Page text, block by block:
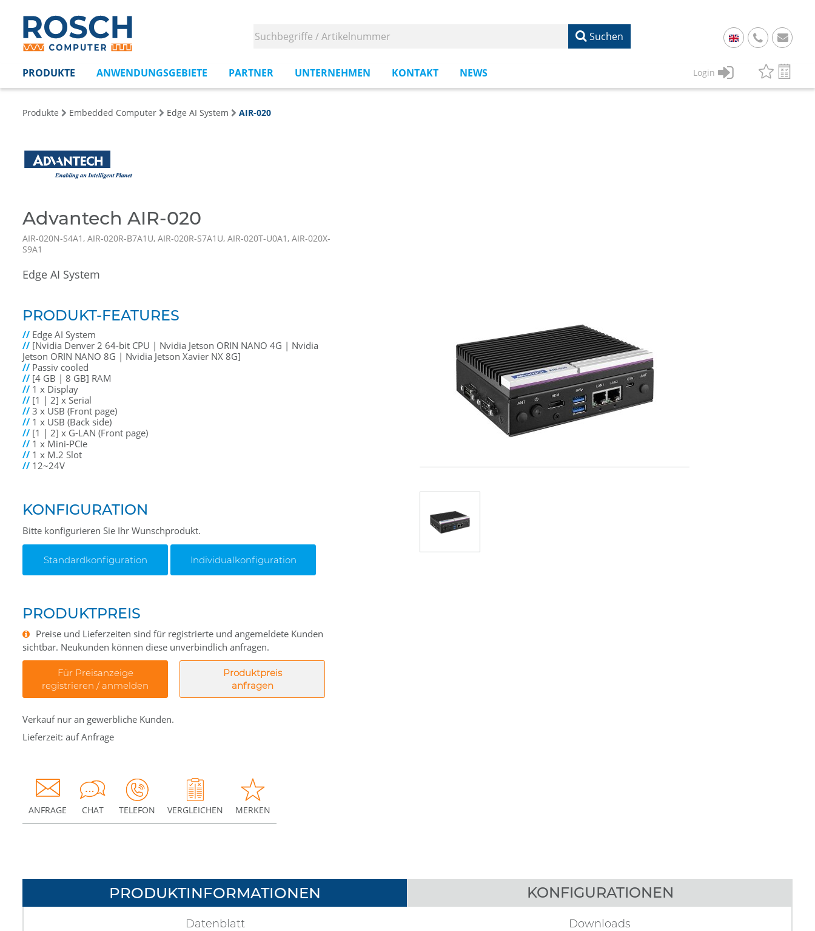
Suchen
49
PRODUKTE ANWENDUNGSGEBIETE PARTNER UNTERNEHMEN KONTAKT NEWS Login
Produkte Embedded Computer Edge AI System AIR-020
Advantech AIR-020
AIR-020N-S4A1, AIR-020R-B7A1U, AIR-020R-S7A1U, AIR-020T-U0A1, AIR-020X-
S9A1
Edge AI System
PRODUKT-FEATURES
// Edge AI System
// [Nvidia Denver 2 64-bit CPU | Nvidia Jetson ORIN NANO 4G | Nvidia
Jetson ORIN NANO 8G | Nvidia Jetson Xavier NX 8G]
// Passiv cooled
// [4 GB | 8 GB] RAM
// 1 x Display
// [1 | 2] x Serial
//3 x USB (Front page)
// 1 x USB (Back side)
// [1 | 2] x G-LAN (Front page)
// 1 x Mini-PCIe
// 1 x M.2 Slot
// 12~24V
KONFIGURATION
Bitte konfigurieren Sie Ihr Wunschprodukt.
Standardkonfiguration Individualkonfiguration
PRODUKTPREIS
Preise und Lieferzeiten sind für registrierte und angemeldete Kunden
sichtbar. Neukunden können diese unverbindlich anfragen.
Für Preisanzeige
registrieren / anmelden
Produktpreis
anfragen
Verkauf nur an gewerbliche Kunden.
Lieferzeit: auf Anfrage
ANFRAGE CHAT TELEFON VERGLEICHEN MERKEN
PRODUKTINFORMATIONEN KONFIGURATIONEN
Datenblatt Downloads